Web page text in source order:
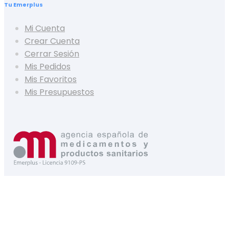
Tu Emerplus
Mi Cuenta
Crear Cuenta
Cerrar Sesión
Mis Pedidos
Mis Favoritos
Mis Presupuestos